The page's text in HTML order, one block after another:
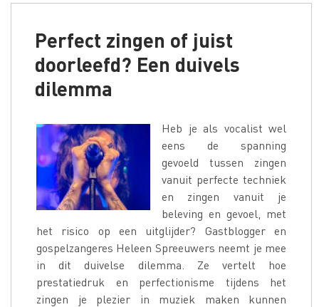
Perfect zingen of juist
doorleefd? Een duivels
dilemma
Heb je als vocalist wel
eens de spanning
gevoeld tussen zingen
vanuit perfecte techniek
en zingen vanuit je
beleving en gevoel, met
het risico op een uitglijder? Gastblogger en
gospelzangeres Heleen Spreeuwers neemt je mee
in dit duivelse dilemma. Ze vertelt hoe
prestatiedruk en perfectionisme tijdens het
zingen je plezier in muziek maken kunnen